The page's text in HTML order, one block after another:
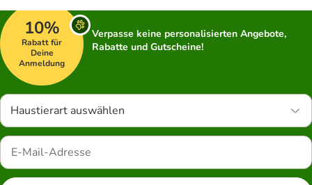
10%
Rabatt für
Deine
Anmeldung
Verpasse keine personalisierten Angebote,
Rabatte und Gutscheine!
Haustierart auswählen